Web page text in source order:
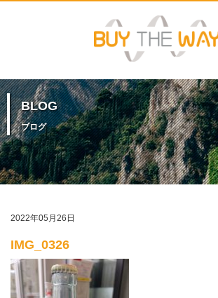
BLOG
ブログ
2022年05月26日
IMG_0326